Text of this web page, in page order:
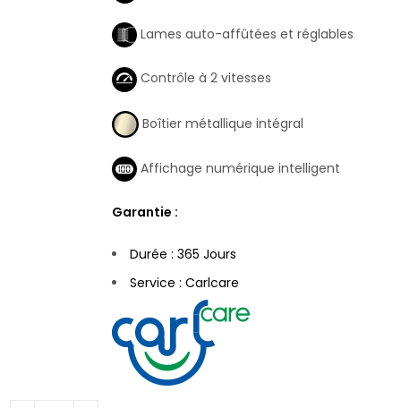
Lames auto-affûtées et réglables
Contrôle à 2 vitesses
Boîtier métallique intégral
Affichage numérique intelligent
Garantie :
Durée : 365 Jours
Service : Carlcare